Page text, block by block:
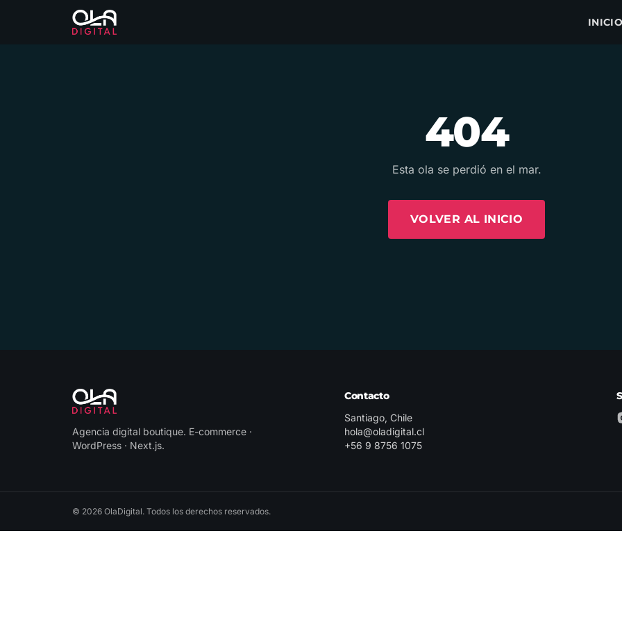
404
Esta ola se perdió en el mar.
VOLVER AL INICIO
Agencia digital boutique. E-commerce ·
WordPress · Next.js.
Contacto
Santiago, Chile
hola@oladigital.cl
+56 9 8756 1075
© 2026 OlaDigital. Todos los derechos reservados.